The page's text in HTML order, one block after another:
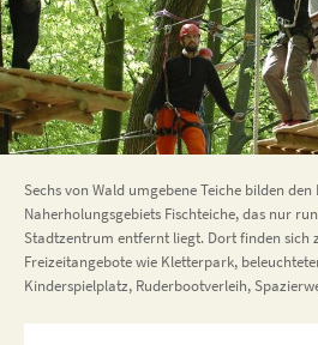
Sechs von Wald umgebene Teiche bilden den
Naherholungsgebiets Fischteiche, das nur
Stadtzentrum entfernt liegt. Dort finden sich
Freizeitangebote wie Kletterpark,
Kinderspielplatz, Ruderbootverleih,